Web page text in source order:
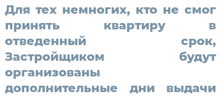
Для тех немногих, кто не смог
принять квартиру в
отведенный срок,
Застройщиком будут
организованы
дополнительные дни выдачи